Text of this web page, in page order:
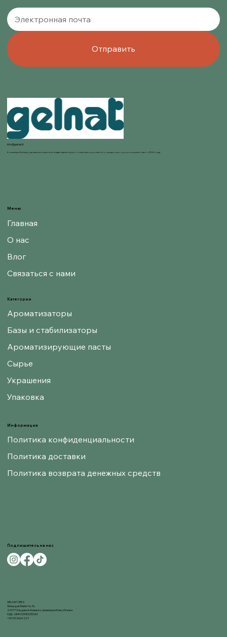
Отправить
info@gelnat.it
Компания Gelnat родилась из страсти ее владельцев к приготовлению мороженого, в мире, в котором они работают с 1950 года.
Информация
Политика конфиденциальности
Политика доставки
Политика возврата денежных средств
Категории
Ароматизаторы
Базы и стабилизаторы
Ароматизирующие пасты
Сырье
Украшения
Упаковка
Меню
Главная
О нас
Влог
Связаться с нами
Подпишитесь на нас
GELNAT SRLS
Улица деи Байетти, 16,
22077 Ольджате-Комаско, провинция Комо, Италия
НДС / ИНН 03980310134
+39 031 3664227